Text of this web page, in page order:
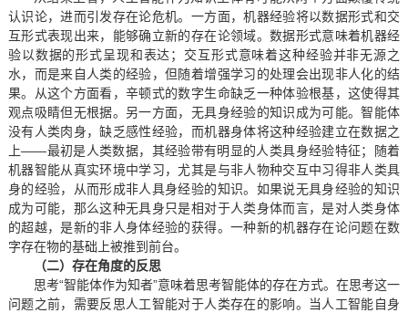
认识论，进而引发存在论危机。一方面，机器经验将以数据形式和交
互形式表现出来，能够确立新的存在论领域。数据形式意味着机器经
验以数据的形式呈现和表达；交互形式意味着这种经验并非无源之
水，而是来自人类的经验，但随着增强学习的处理会出现非人化的结
果。从这个方面看，辛顿式的数字生命缺乏一种体验根基，这使得其
观点吸睛但无根据。另一方面，无具身经验的知识成为可能。智能体
没有人类肉身，缺乏感性经验，而机器身体将这种经验建立在数据之
上——最初是人类数据，其经验带有明显的人类具身经验特征；随着
机器智能从真实环境中学习，尤其是与非人物种交互中习得非人类具
身的经验，从而形成非人具身经验的知识。如果说无具身经验的知识
成为可能，那么这种无具身只是相对于人类身体而言，是对人类身体
的超越，是新的非人身体经验的获得。一种新的机器存在论问题在数
字存在物的基础上被推到前台。
（二）存在角度的反思
思考“智能体作为知者”意味着思考智能体的存在方式。在思考这一
问题之前，需要反思人工智能对于人类存在的影响。当人工智能自身